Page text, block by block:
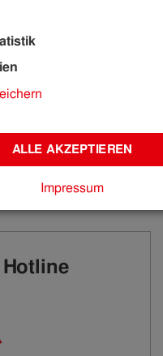
IKB-
ALLE AKZEPTIEREN
Impressum